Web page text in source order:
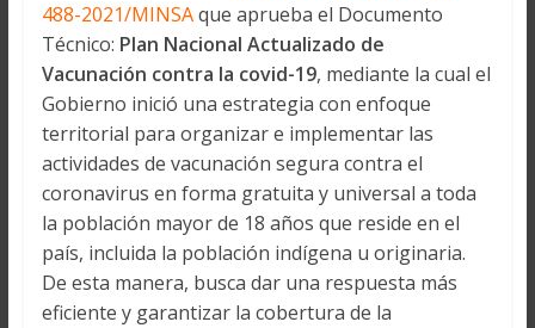
488-2021/MINSAque aprueba el Documento
Técnico: Plan Nacional Actualizado de
Vacunación contra la covid-19, mediante la cual el
Gobierno inició una estrategia con enfoque
territorial para organizar e implementar las
actividades de vacunación segura contra el
coronavirus en forma gratuita y universal a toda
la población mayor de 18 años que reside en el
país, incluida la población indígena u originaria.
De esta manera, busca dar una respuesta más
eficiente y garantizar la cobertura de la